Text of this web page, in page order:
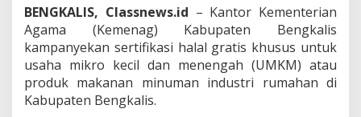
H
l
a
l
G
r
a
BENGKALIS, Classnews.id – Kantor Kementerian
Agama (Kemenag) Kabupaten Bengkalis
kampanyekan sertifikasi halal gratis khusus untuk
usaha mikro kecil dan menengah (UMKM) atau
produk makanan minuman industri rumahan di
Kabupaten Bengkalis.